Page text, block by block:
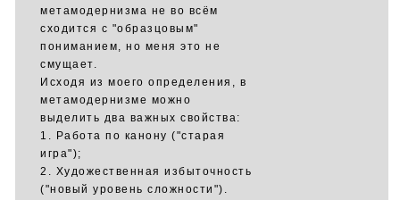
метамодернизма не во всём
сходится с "образцовым"
пониманием, но меня это не
смущает.
Исходя из моего определения, в
метамодернизме можно
выделить два важных свойства:
1. Работа по канону ("старая
игра");
2. Художественная избыточность
("новый уровень сложности").